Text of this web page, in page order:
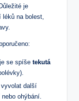
je
léků na bolest,
se spíše tekutá
další
ohýbání.